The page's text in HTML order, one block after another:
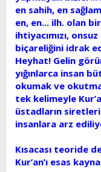
en sahih, en
en, en... ilh. olan
ihtiyacımızı,
biçareliğini idrak
Heyhat! Gelin
yığınlarca insan
okumak ve
tek kelimeyle
üstadların siretleri
insanlara arz
Kısacası teoride
Kur’an’ı esas